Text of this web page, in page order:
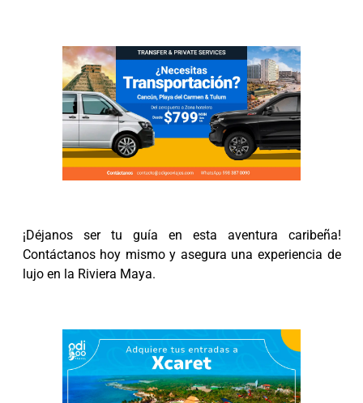
¡Déjanos ser tu guía en esta aventura caribeña!
Contáctanos hoy mismo y asegura una experiencia de
lujo en la Riviera Maya.